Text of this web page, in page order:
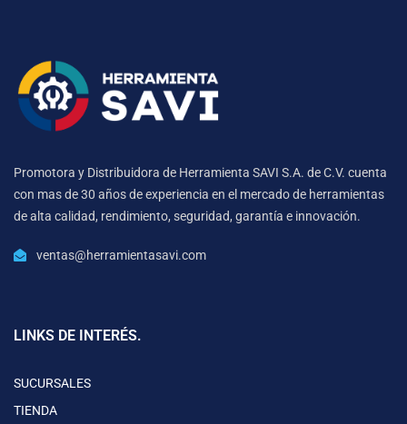
Promotora y Distribuidora de Herramienta SAVI S.A. de C.V. cuenta
con mas de 30 años de experiencia en el mercado de herramientas
de alta calidad, rendimiento, seguridad, garantía e innovación.
ventas@herramientasavi.com
LINKS DE INTERÉS.
SUCURSALES
TIENDA